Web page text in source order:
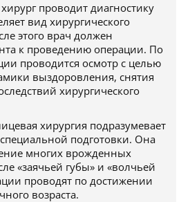
проводит диагностику
вид хирургического
этого врач должен
к проведению операции. По
проводится осмотр с целью
выздоровления, снятия
хирургического
хирургия подразумевает
подготовки. Она
многих врожденных
«заячьей губы» и «волчьей
проводят по достижении
возраста.